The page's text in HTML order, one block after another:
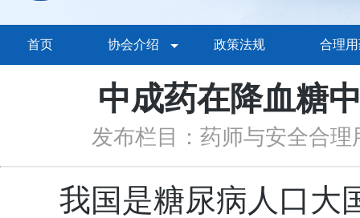
首页 协会介绍 政策法规 合理
中成药在降血糖
发布栏目：药师与安全合理
我国是糖尿病人口大